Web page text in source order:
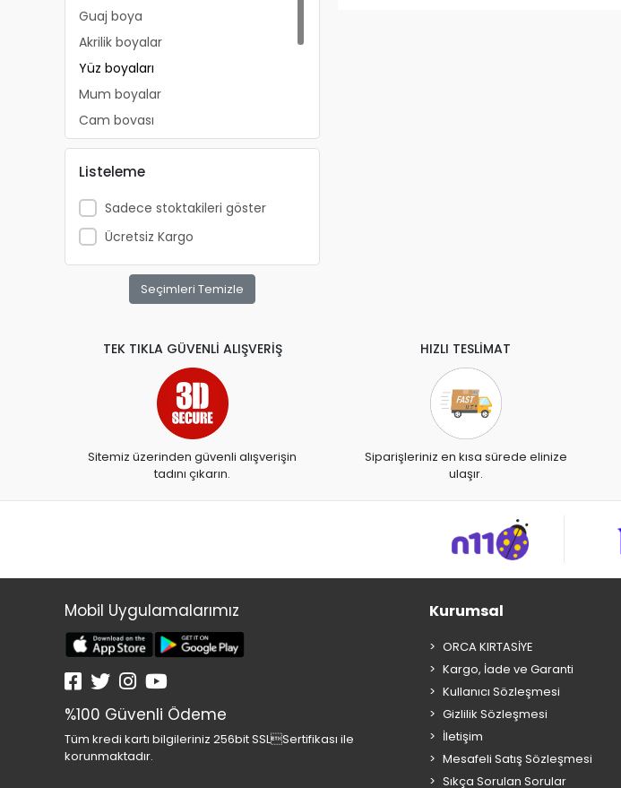
Guaj boya
Akrilik boyalar
Yüz boyaları
Mum boyalar
Cam boyası
Ebru boyası
Boya Önlüğü
Yağlı BOYA
Boya setleri
Listeleme
Sadece stoktakileri göster
Ücretsiz Kargo
Seçimleri Temizle
TEK TIKLA GÜVENLİ ALIŞVERİŞ
Sitemiz üzerinden güvenli alışverişin
tadını çıkarın.
HIZLI TESLİMAT
Siparişleriniz en kısa sürede elinize
ulaşır.
Mobil Uygulamalarımız
%100 Güvenli Ödeme
Tüm kredi kartı bilgileriniz 256bit SSLSertifikası ile
korunmaktadır.
Kurumsal
ORCA KIRTASİYE
Kargo, İade ve Garanti
Kullanıcı Sözleşmesi
Gizlilik Sözleşmesi
İletişim
Mesafeli Satış Sözleşmesi
Sıkça Sorulan Sorular